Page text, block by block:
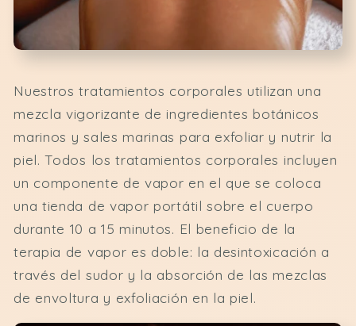
Nuestros tratamientos corporales utilizan una
mezcla vigorizante de ingredientes botánicos
marinos y sales marinas para exfoliar y nutrir la
piel. Todos los tratamientos corporales incluyen
un componente de vapor en el que se coloca
una tienda de vapor portátil sobre el cuerpo
durante 10 a 15 minutos. El beneficio de la
terapia de vapor es doble: la desintoxicación a
través del sudor y la absorción de las mezclas
de envoltura y exfoliación en la piel.